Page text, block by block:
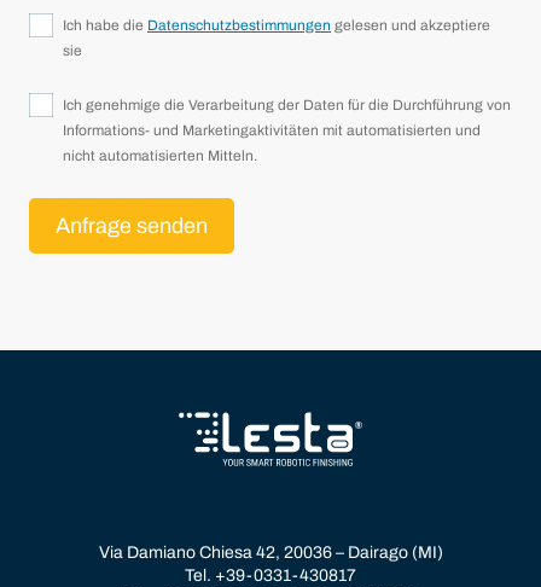
Ich habe die Datenschutzbestimmungen gelesen und akzeptiere
sie
Ich genehmige die Verarbeitung der Daten für die Durchführung von
Informations- und Marketingaktivitäten mit automatisierten und
nicht automatisierten Mitteln.
Via Damiano Chiesa 42, 20036 – Dairago (MI)
Tel. +39-0331-430817